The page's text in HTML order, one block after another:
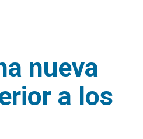
nueva
a los